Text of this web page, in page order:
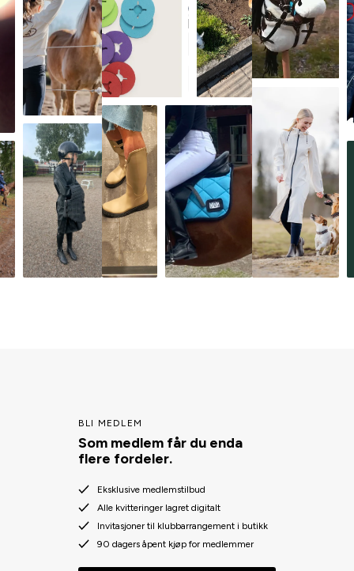
BLI MEDLEM
Som medlem får du enda
flere fordeler.
Eksklusive medlemstilbud
Alle kvitteringer lagret digitalt
Invitasjoner til klubbarrangement i butikk
90 dagers åpent kjøp for medlemmer